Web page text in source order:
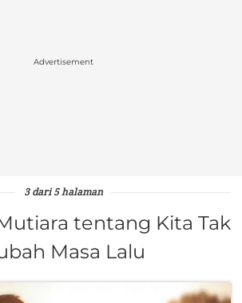
Advertisement
3 dari 5 halaman
tentang Kita Tak
Masa Lalu